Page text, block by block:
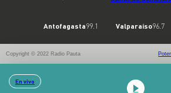
En vivo
Antofagasta99.1 Valparaíso96.7
Copyright © 2022 Radio Pauta